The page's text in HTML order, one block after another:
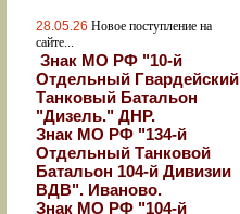
28.05.26 Новое поступление на
сайте...
Знак МО РФ "10-й
Отдельный Гвардейский
Танковый Батальон
"Дизель." ДНР.
Знак МО РФ "134-й
Отдельный Танковой
Батальон 104-й Дивизии
ВДВ". Иваново.
Знак МО РФ "104-й